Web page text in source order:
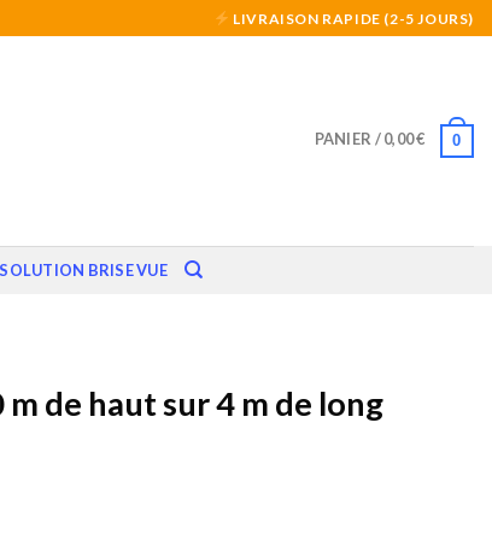
LIVRAISON RAPIDE (2-5 JOURS)
PANIER /0,00€ 0
SOLUTION BRISE VUE
de haut sur 4 m de long